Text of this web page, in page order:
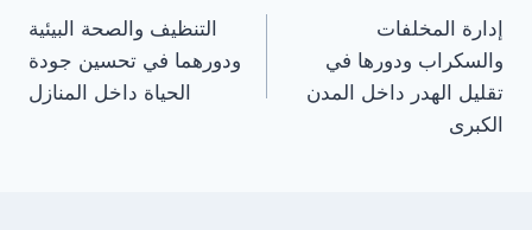
المقالات
إدارة المخلفات
والسكراب ودورها في
تقليل الهدر داخل المدن
الكبرى
التنظيف والصحة البيئية
ودورهما في تحسين جودة
الحياة داخل المنازل